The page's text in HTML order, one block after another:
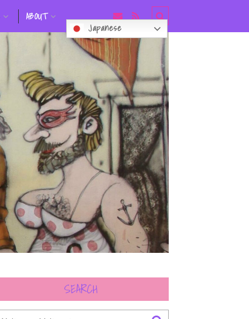
ABOUT
Japanese
SEARCH